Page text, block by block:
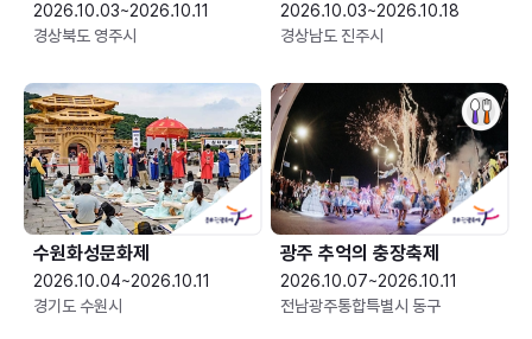
2026.10.03~2026.10.11
경상북도 영주시
2026.10.03~2026.10.18
경상남도 진주시
수원화성문화제
2026.10.04~2026.10.11
경기도 수원시
광주 추억의 충장축제
2026.10.07~2026.10.11
전남광주통합특별시 동구